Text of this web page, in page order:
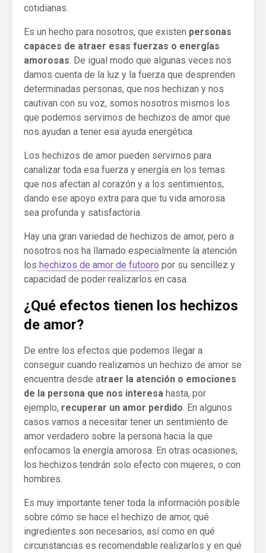
cotidianas.
Es un hecho para nosotros, que existen personas
capaces de atraer esas fuerzas o energías
amorosas . De igual modo que algunas veces nos
damos cuenta de la luz y la fuerza que desprenden
determinadas personas, que nos hechizan y nos
cautivan con su voz, somos nosotros mismos los
que podemos servirnos de hechizos de amor que
nos ayudan a tener esa ayuda energética.
Los hechizos de amor pueden servirnos para
canalizar toda esa fuerza y energía en los temas
que nos afectan al corazón y a los sentimientos,
dando ese apoyo extra para que tu vida amorosa
sea profunda y satisfactoria.
Hay una gran variedad de hechizos de amor, pero a
nosotros nos ha llamado especialmente la atención
los hechizos de amor de futooro por su sencillez y
capacidad de poder realizarlos en casa.
¿Qué efectos tienen los hechizos
de amor?
De entre los efectos que podemos llegar a
conseguir cuando realizamos un hechizo de amor se
encuentra desde atraer la atención o emociones
de la persona que nos interesa hasta, por
ejemplo, recuperar un amor perdido . En algunos
casos vamos a necesitar tener un sentimiento de
amor verdadero sobre la persona hacia la que
enfocamos la energía amorosa. En otras ocasiones,
los hechizos tendrán solo efecto con mujeres, o con
hombres.
Es muy importante tener toda la información posible
sobre cómo se hace el hechizo de amor, qué
ingredientes son necesarios, así como en qué
circunstancias es recomendable realizarlos y en qué